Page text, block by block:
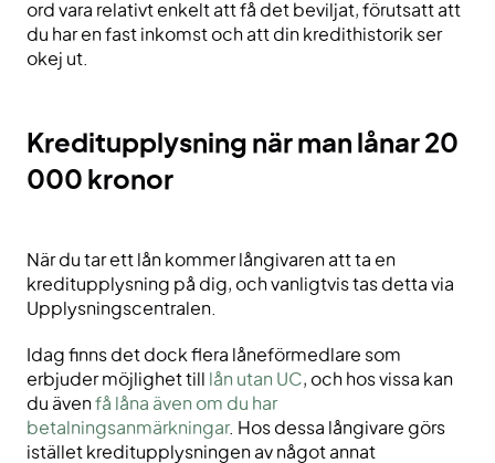
ord vara relativt enkelt att få det beviljat, förutsatt att
du har en fast inkomst och att din kredithistorik ser
okej ut.
Kreditupplysning när man lånar 20
000 kronor
När du tar ett lån kommer långivaren att ta en
kreditupplysning på dig, och vanligtvis tas detta via
Upplysningscentralen.
Idag finns det dock flera låneförmedlare som
erbjuder möjlighet till
lån utan UC, och hos vissa kan
du ävenfå låna även om du har
betalningsanmärkningar. Hos dessa långivare görs
istället kreditupplysningen av något annat